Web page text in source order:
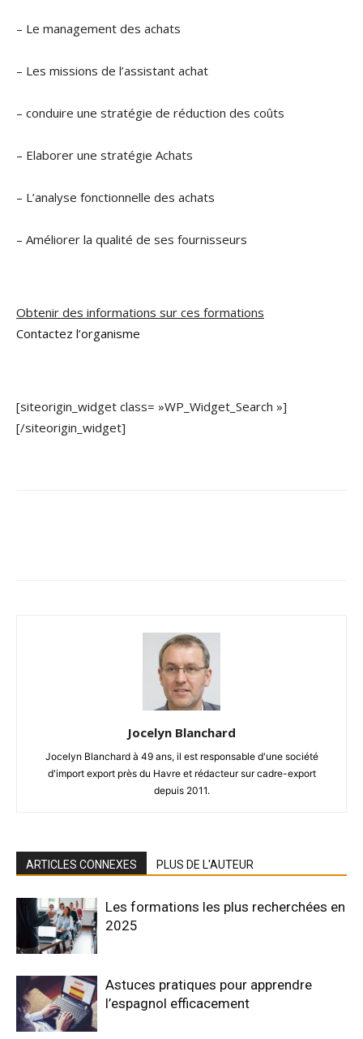
– Le management des achats
– Les missions de l’assistant achat
– conduire une stratégie de réduction des coûts
– Elaborer une stratégie Achats
– L’analyse fonctionnelle des achats
– Améliorer la qualité de ses fournisseurs
Obtenir des informations sur ces formations
Contactez l’organisme
[siteorigin_widget class= »WP_Widget_Search »]
[/siteorigin_widget]
Jocelyn Blanchard
Jocelyn Blanchard à 49 ans, il est responsable d'une société
d'import export près du Havre et rédacteur sur cadre-export
depuis 2011.
ARTICLES CONNEXES PLUS DE L'AUTEUR
Les formations les plus recherchées en
2025
Astuces pratiques pour apprendre
l’espagnol efficacement